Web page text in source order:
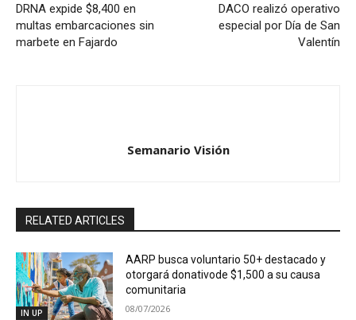
DRNA expide $8,400 en
multas embarcaciones sin
marbete en Fajardo
DACO realizó operativo
especial por Día de San
Valentín
Semanario Visión
RELATED ARTICLES
IN UP
AARP busca voluntario 50+ destacado y
otorgará donativode $1,500 a su causa
comunitaria
08/07/2026